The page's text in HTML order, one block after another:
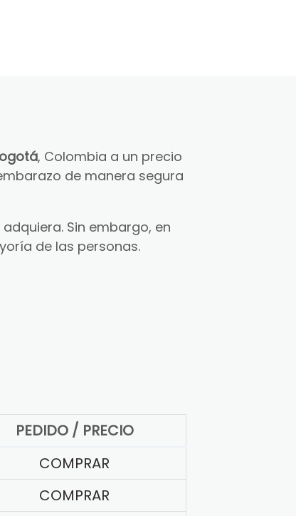
, Colombia a un precio
de manera segura
Sin embargo, en
de las personas.
PEDIDO / PRECIO
COMPRAR
COMPRAR